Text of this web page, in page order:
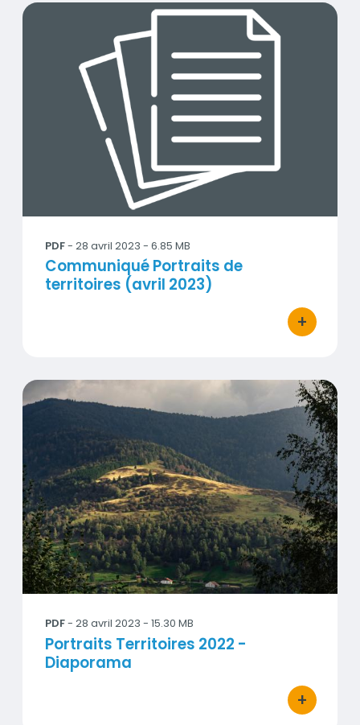
ATMO-2022_Communique-Presse_VDEF.pdf
PDF- 28 avril 2023 - 6.85 MB
Titre
Communiqué Portraits de
territoires (avril 2023)
+
bouton
Portraits_territoires_Diaporama_27042023.pdf
PDF- 28 avril 2023 - 15.30 MB
Titre
Portraits Territoires 2022 -
Diaporama
+
bouton